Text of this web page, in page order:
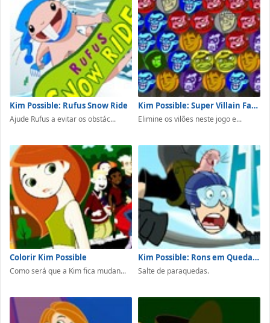
Kim Possible: Rufus Snow Ride
Ajude Rufus a evitar os obstác...
Kim Possible: Super Villain Face-Off
Elimine os vilões neste jogo e...
Colorir Kim Possible
Como será que a Kim fica mudan...
Kim Possible: Rons em Queda Livre
Salte de paraquedas.